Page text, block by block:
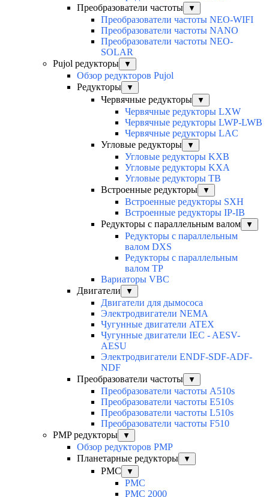
Преобразователи частоты
▼
Преобразователи частоты NEO-WIFI
Преобразователи частоты NANO
Преобразователи частоты NEO-
SOLAR
Pujol редукторы
▼
Обзор редукторов Pujol
Редукторы
▼
Червячные редукторы ▼
Червячные редукторы LXW
Червячные редукторы LWP-LWB
Червячные редукторы LAC
Угловые редукторы
▼
Угловые редукторы KXB
Угловые редукторы KXA
Угловые редукторы TB
Встроенные редукторы
▼
Встроенные редукторы SXH
Встроенные редукторы IP-IB
Редукторы с параллельным валом
▼
Редукторы с параллельным
валом DXS
Редукторы с параллельным
валом TP
Вариаторы VBC
Двигатели
▼
Двигатели для дымососа
Электродвигатели NEMA
Чугунные двигатели ATEX
Чугунные двигатели IEC - AESV-
AESU
Электродвигатели ENDF-SDF-ADF-
NDF
Преобразователи частоты
▼
Преобразователи частоты A510s
Преобразователи частоты E510s
Преобразователи частоты L510s
Преобразователи частоты F510
PMP редукторы
▼
Обзор редукторов PMP
Планетарные редукторы
▼
PMC ▼
PMC
PMC 2000